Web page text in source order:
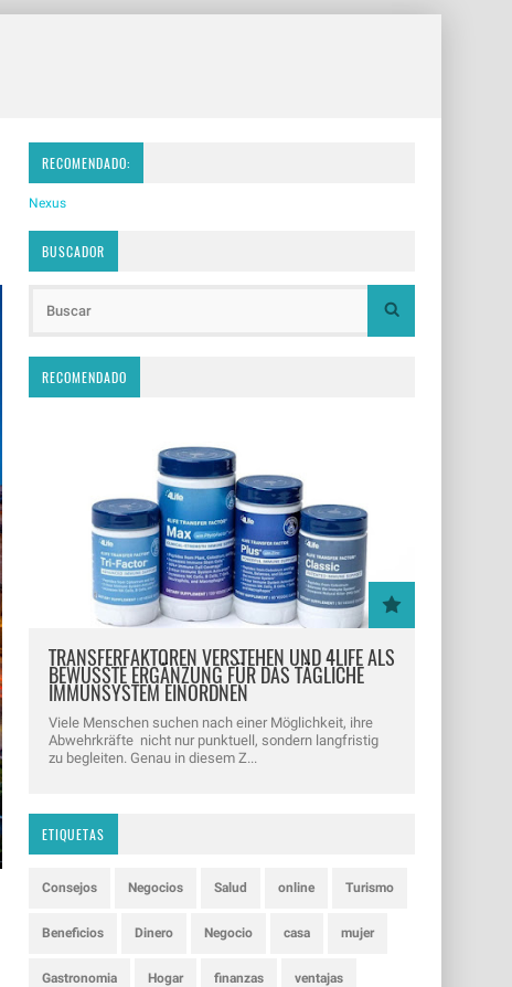
RECOMENDADO:
Nexus
BUSCADOR
RECOMENDADO
TRANSFERFAKTOREN VERSTEHEN UND 4LIFE ALS
BEWUSSTE ERGÄNZUNG FÜR DAS TÄGLICHE
IMMUNSYSTEM EINORDNEN
Viele Menschen suchen nach einer Möglichkeit, ihre
Abwehrkräfte nicht nur punktuell, sondern langfristig
zu begleiten. Genau in diesem Z...
ETIQUETAS
Consejos Negocios Salud online Turismo
Beneficios Dinero Negocio casa mujer
Gastronomia Hogar finanzas ventajas